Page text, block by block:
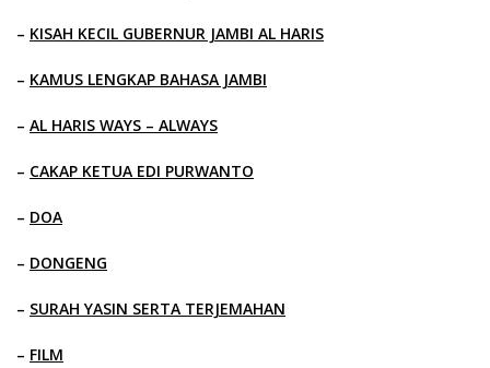
– KISAH KECIL GUBERNUR JAMBI AL HARIS
– KAMUS LENGKAP BAHASA JAMBI
– AL HARIS WAYS – ALWAYS
– CAKAP KETUA EDI PURWANTO
– DOA
– DONGENG
– SURAH YASIN SERTA TERJEMAHAN
– FILM